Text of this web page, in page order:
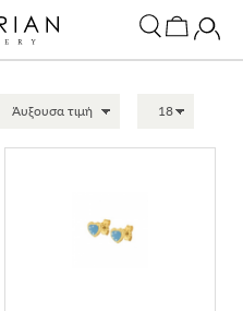
Σκουλαρίκια σιέλ καρδιές
με smalto